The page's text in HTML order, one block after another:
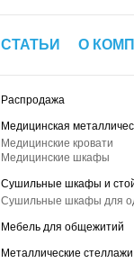
СТАТЬИ О
Распродажа
Медицинская
Медицинские кровати
Медицинские шкафы
Сушильные шкафы и
Сушильные шкафы для
Мебель для общежитий
Металлические стеллажи